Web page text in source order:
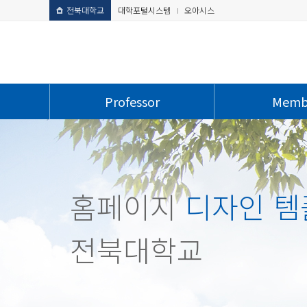
전북대학교 대학포털시스템 오아시스
Professor
홈페이지디자인
전북대학교